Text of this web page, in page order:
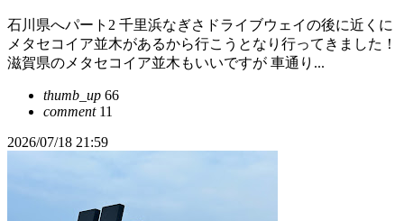
石川県へパート2 千里浜なぎさドライブウェイの後に近くに
メタセコイア並木があるから行こうとなり行ってきました！
滋賀県のメタセコイア並木もいいですが 車通り...
thumb_up 66
comment11
2026/07/18 21:59